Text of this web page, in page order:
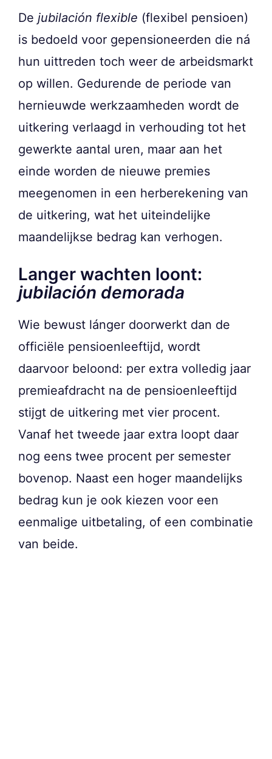
De jubilación flexible (flexibel pensioen)
is bedoeld voor gepensioneerden die ná
hun uittreden toch weer de arbeidsmarkt
op willen. Gedurende de periode van
hernieuwde werkzaamheden wordt de
uitkering verlaagd in verhouding tot het
gewerkte aantal uren, maar aan het
einde worden de nieuwe premies
meegenomen in een herberekening van
de uitkering, wat het uiteindelijke
maandelijkse bedrag kan verhogen.
Langer wachten loont:
jubilación demorada
Wie bewust lánger doorwerkt dan de
officiële pensioenleeftijd, wordt
daarvoor beloond: per extra volledig jaar
premieafdracht na de pensioenleeftijd
stijgt de uitkering met vier procent.
Vanaf het tweede jaar extra loopt daar
nog eens twee procent per semester
bovenop. Naast een hoger maandelijks
bedrag kun je ook kiezen voor een
eenmalige uitbetaling, of een combinatie
van beide.